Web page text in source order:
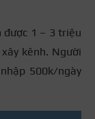
được 1 – 3 triệu
kênh. Người
500k/ngày